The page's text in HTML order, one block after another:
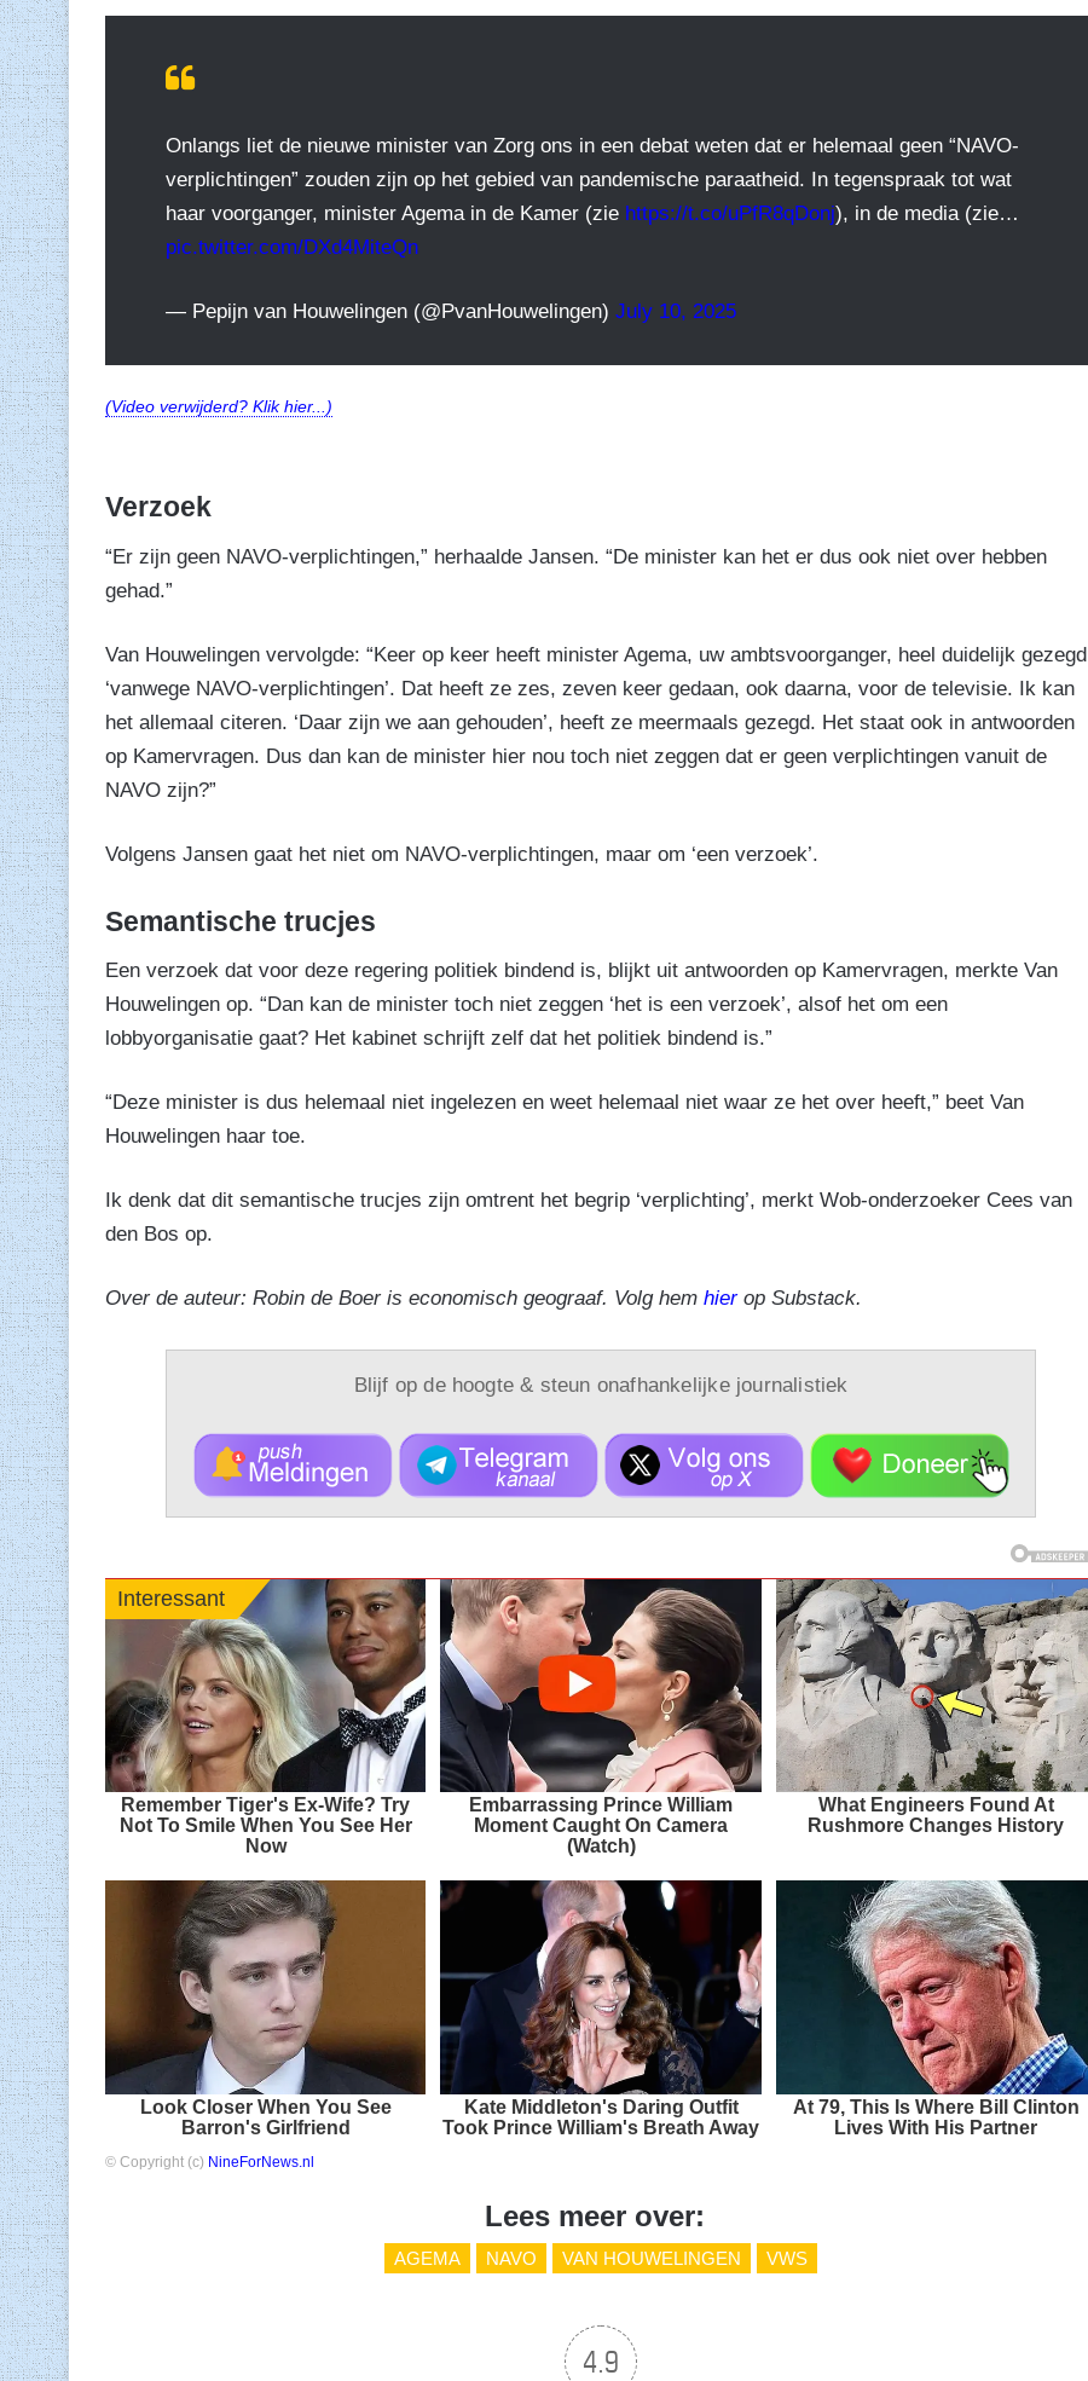
Onlangs liet de nieuwe minister van Zorg ons in een debat weten dat er helemaal geen “NAVO-
verplichtingen” zouden zijn op het gebied van pandemische paraatheid. In tegenspraak tot wat
haar voorganger, minister Agema in de Kamer (zie https://t.co/uPfR8qDonj), in de media (zie…
pic.twitter.com/DXd4MiteQn
— Pepijn van Houwelingen (@PvanHouwelingen) July 10, 2025
(Video verwijderd? Klik hier...)
Verzoek
“Er zijn geen NAVO-verplichtingen,” herhaalde Jansen. “De minister kan het er dus ook niet over hebben
gehad.”
Van Houwelingen vervolgde: “Keer op keer heeft minister Agema, uw ambtsvoorganger, heel duidelijk gezegd
‘vanwege NAVO-verplichtingen’. Dat heeft ze zes, zeven keer gedaan, ook daarna, voor de televisie. Ik kan
het allemaal citeren. ‘Daar zijn we aan gehouden’, heeft ze meermaals gezegd. Het staat ook in antwoorden
op Kamervragen. Dus dan kan de minister hier nou toch niet zeggen dat er geen verplichtingen vanuit de
NAVO zijn?”
Volgens Jansen gaat het niet om NAVO-verplichtingen, maar om ‘een verzoek’.
Semantische trucjes
Een verzoek dat voor deze regering politiek bindend is, blijkt uit antwoorden op Kamervragen, merkte Van
Houwelingen op. “Dan kan de minister toch niet zeggen ‘het is een verzoek’, alsof het om een
lobbyorganisatie gaat? Het kabinet schrijft zelf dat het politiek bindend is.”
“Deze minister is dus helemaal niet ingelezen en weet helemaal niet waar ze het over heeft,” beet Van
Houwelingen haar toe.
Ik denk dat dit semantische trucjes zijn omtrent het begrip ‘verplichting’, merkt Wob-onderzoeker Cees van
den Bos op.
Over de auteur: Robin de Boer is economisch geograaf. Volg hem hierop Substack.
Blijf op de hoogte & steun onafhankelijke journalistiek
Interessant
Remember Tiger's Ex-Wife? Try
Not To Smile When You See Her
Now
Embarrassing Prince William
Moment Caught On Camera
(Watch)
What Engineers Found At
Rushmore Changes History
Look Closer When You See
Barron's Girlfriend
Kate Middleton's Daring Outfit
Took Prince William's Breath Away
At 79, This Is Where Bill Clinton
Lives With His Partner
© Copyright (c) NineForNews.nl
Lees meer over:
AGEMA NAVO VAN HOUWELINGEN VWS
4.9